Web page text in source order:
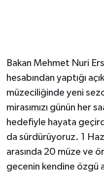
Bakan Mehmet Nuri
hesabından yaptığı
müzeciliğinde yeni
mirasımızı günün her
hedefiyle hayata
da sürdürüyoruz. 1
arasında 20 müze ve
gecenin kendine özgü
Seri İlan
Siyaset
Sokak
Sonsöz Özel
Spor